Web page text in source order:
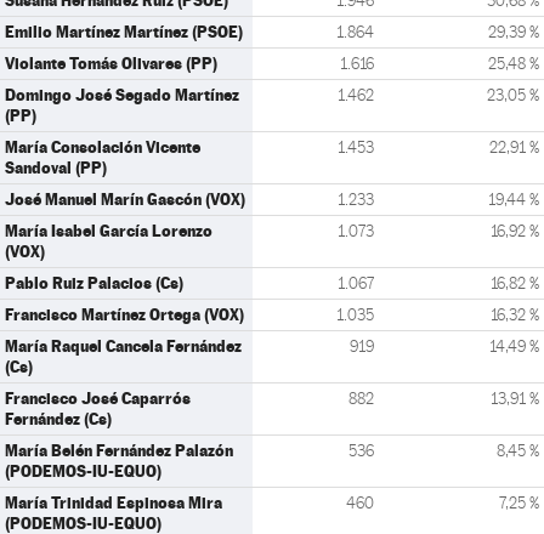
Emilio Martínez Martínez (PSOE) 1.864 29,39 %
Violante Tomás Olivares (PP) 1.616 25,48 %
Domingo José Segado Martínez
(PP)
1.462 23,05 %
María Consolación Vicente
Sandoval (PP)
1.453 22,91 %
José Manuel Marín Gascón (VOX) 1.233 19,44 %
María Isabel García Lorenzo
(VOX)
1.073 16,92 %
Pablo Ruiz Palacios (Cs) 1.067 16,82 %
Francisco Martínez Ortega (VOX) 1.035 16,32 %
María Raquel Cancela Fernández
(Cs)
919 14,49 %
Francisco José Caparrós
Fernández (Cs)
882 13,91 %
María Belén Fernández Palazón
(PODEMOS-IU-EQUO)
536 8,45 %
María Trinidad Espinosa Mira
(PODEMOS-IU-EQUO)
460 7,25 %